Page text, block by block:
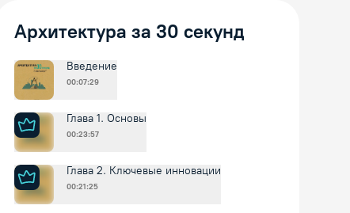
Архитектура за 30 секунд
Введение
00:07:29
Глава 1. Основы
00:23:57
Глава 2. Ключевые инновации
00:21:25